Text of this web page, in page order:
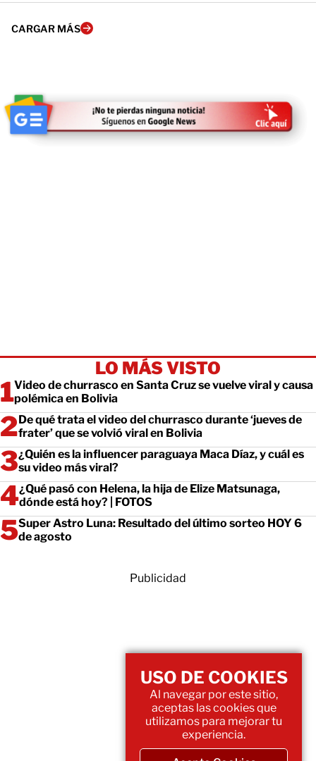
CARGAR MÁS
LO MÁS VISTO
Video de churrasco en Santa Cruz se vuelve viral y causa
polémica en Bolivia
De qué trata el video del churrasco durante ‘jueves de
frater’ que se volvió viral en Bolivia
¿Quién es la influencer paraguaya Maca Díaz, y cuál es
su video más viral?
¿Qué pasó con Helena, la hija de Elize Matsunaga,
dónde está hoy? | FOTOS
Super Astro Luna: Resultado del último sorteo HOY 6
de agosto
Publicidad
USO DE COOKIES
Al navegar por este sitio,
aceptas las cookies que
utilizamos para mejorar tu
experiencia.